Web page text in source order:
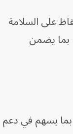
على السلامة
بما يضمن
بما يسهم في دعم